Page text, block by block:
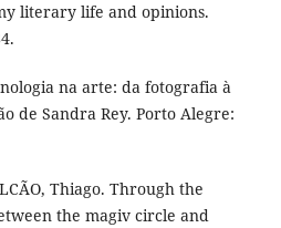
literary life and opinions.
na arte: da fotografia à
de Sandra Rey. Porto Alegre:
Thiago. Through the
the magiv circle and